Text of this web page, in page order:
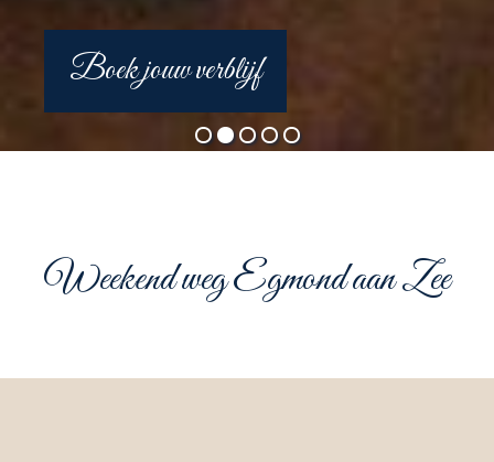
Boek jouw verblijf
Weekend weg Egmond aan Zee